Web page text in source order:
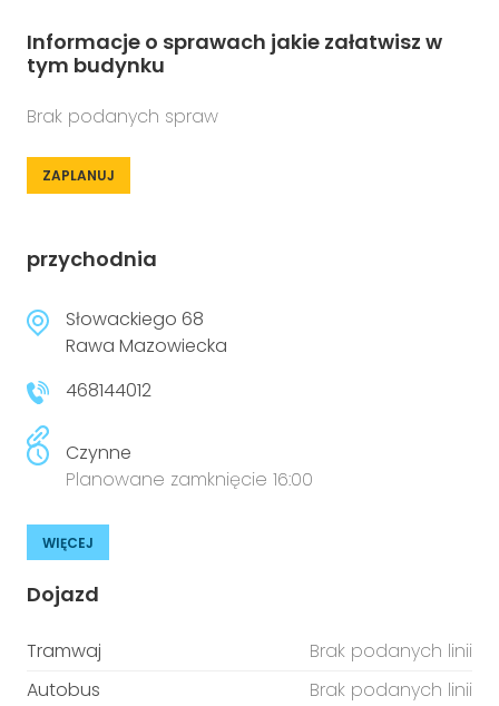
Informacje o sprawach jakie załatwisz w
tym budynku
Brak podanych spraw
ZAPLANUJ
przychodnia
Słowackiego 68
Rawa Mazowiecka
468144012
Czynne
Planowane zamknięcie 16:00
WIĘCEJ
Dojazd
Tramwaj
Brak podanych linii
Autobus
Brak podanych linii